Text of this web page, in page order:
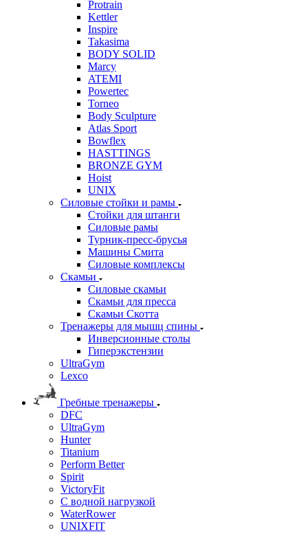
Protrain
Kettler
Inspire
Takasima
BODY SOLID
Marcy
ATEMI
Powertec
Torneo
Body Sculpture
Atlas Sport
Bowflex
HASTTINGS
BRONZE GYM
Hoist
UNIX
Силовые стойки и рамы
Стойки для штанги
Силовые рамы
Турник-пресс-брусья
Машины Смита
Силовые комплексы
Скамьи
Силовые скамьи
Скамьи для пресса
Скамьи Скотта
Тренажеры для мышц спины
Инверсионные столы
Гиперэкстензии
UltraGym
Lexco
Гребные тренажеры
DFC
UltraGym
Hunter
Titanium
Perform Better
Spirit
VictoryFit
С водной нагрузкой
WaterRower
UNIXFIT